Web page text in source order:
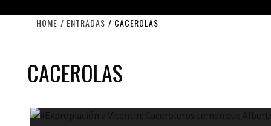
HOME ENTRADAS CACEROLAS
CACEROLAS